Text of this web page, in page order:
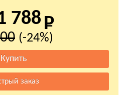
788
(-24%)